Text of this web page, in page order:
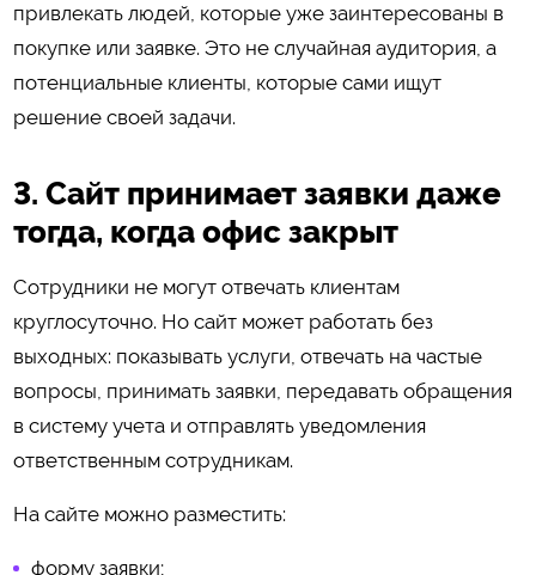
привлекать людей, которые уже заинтересованы в
покупке или заявке. Это не случайная аудитория, а
потенциальные клиенты, которые сами ищут
решение своей задачи.
3. Сайт принимает заявки даже
тогда, когда офис закрыт
Сотрудники не могут отвечать клиентам
круглосуточно. Но сайт может работать без
выходных: показывать услуги, отвечать на частые
вопросы, принимать заявки, передавать обращения
в систему учета и отправлять уведомления
ответственным сотрудникам.
На сайте можно разместить:
форму заявки;